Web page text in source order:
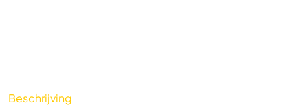
Beschrijving